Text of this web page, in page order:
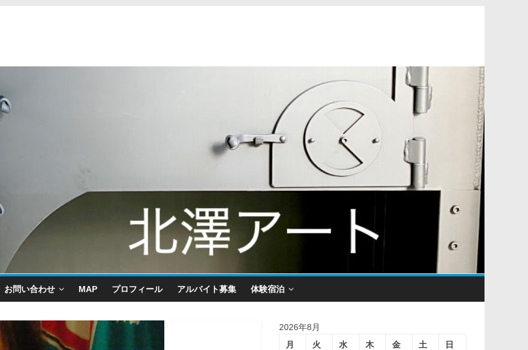
お問い合わせ MAP プロフィール アルバイト募集 体験宿泊
2026年8月
月
火 水 木 金 土 日